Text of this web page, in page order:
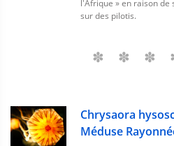
l'Afrique » en raison
sur des pilotis.
Chrysaora
Méduse